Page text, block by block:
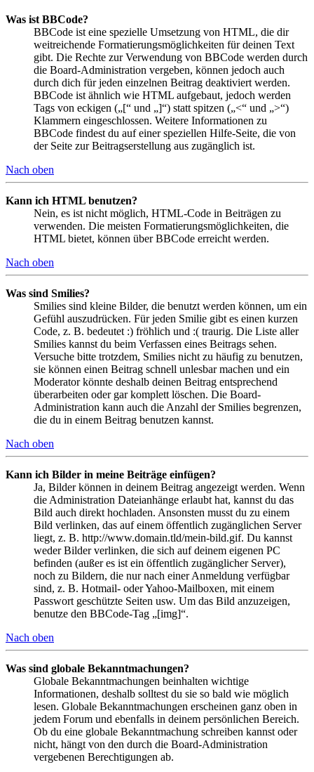
Was ist BBCode?
BBCode ist eine spezielle Umsetzung von HTML, die dir
weitreichende Formatierungsmöglichkeiten für deinen Text
gibt. Die Rechte zur Verwendung von BBCode werden durch
die Board-Administration vergeben, können jedoch auch
durch dich für jeden einzelnen Beitrag deaktiviert werden.
BBCode ist ähnlich wie HTML aufgebaut, jedoch werden
Tags von eckigen („[“ und „]“) statt spitzen („<“ und „>“)
Klammern eingeschlossen. Weitere Informationen zu
BBCode findest du auf einer speziellen Hilfe-Seite, die von
der Seite zur Beitragserstellung aus zugänglich ist.
Nach oben
Kann ich HTML benutzen?
Nein, es ist nicht möglich, HTML-Code in Beiträgen zu
verwenden. Die meisten Formatierungsmöglichkeiten, die
HTML bietet, können über BBCode erreicht werden.
Nach oben
Was sind Smilies?
Smilies sind kleine Bilder, die benutzt werden können, um ein
Gefühl auszudrücken. Für jeden Smilie gibt es einen kurzen
Code, z. B. bedeutet :) fröhlich und :( traurig. Die Liste aller
Smilies kannst du beim Verfassen eines Beitrags sehen.
Versuche bitte trotzdem, Smilies nicht zu häufig zu benutzen,
sie können einen Beitrag schnell unlesbar machen und ein
Moderator könnte deshalb deinen Beitrag entsprechend
überarbeiten oder gar komplett löschen. Die Board-
Administration kann auch die Anzahl der Smilies begrenzen,
die du in einem Beitrag benutzen kannst.
Nach oben
Kann ich Bilder in meine Beiträge einfügen?
Ja, Bilder können in deinem Beitrag angezeigt werden. Wenn
die Administration Dateianhänge erlaubt hat, kannst du das
Bild auch direkt hochladen. Ansonsten musst du zu einem
Bild verlinken, das auf einem öffentlich zugänglichen Server
liegt, z. B. http://www.domain.tld/mein-bild.gif. Du kannst
weder Bilder verlinken, die sich auf deinem eigenen PC
befinden (außer es ist ein öffentlich zugänglicher Server),
noch zu Bildern, die nur nach einer Anmeldung verfügbar
sind, z. B. Hotmail- oder Yahoo-Mailboxen, mit einem
Passwort geschützte Seiten usw. Um das Bild anzuzeigen,
benutze den BBCode-Tag „[img]“.
Nach oben
Was sind globale Bekanntmachungen?
Globale Bekanntmachungen beinhalten wichtige
Informationen, deshalb solltest du sie so bald wie möglich
lesen. Globale Bekanntmachungen erscheinen ganz oben in
jedem Forum und ebenfalls in deinem persönlichen Bereich.
Ob du eine globale Bekanntmachung schreiben kannst oder
nicht, hängt von den durch die Board-Administration
vergebenen Berechtigungen ab.